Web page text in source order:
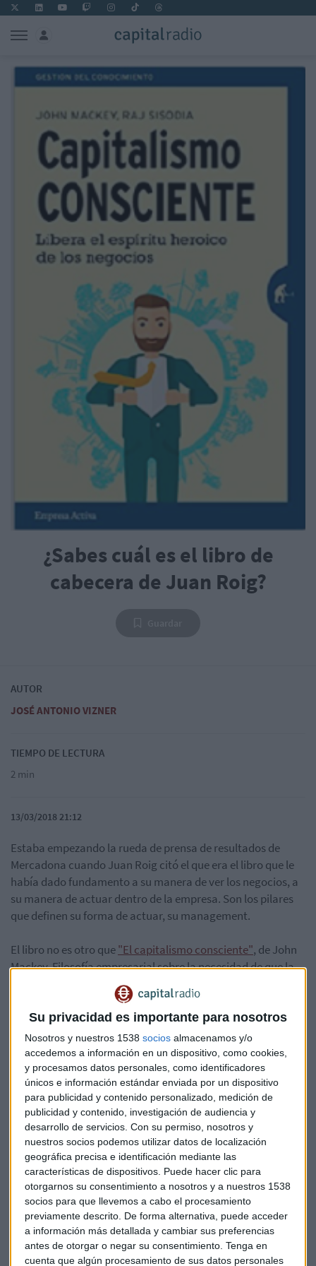
Su privacidad es importante para nosotros
Nosotros y nuestros 1538 socios almacenamos y/o
accedemos a información en un dispositivo, como cookies,
y procesamos datos personales, como identificadores
únicos e información estándar enviada por un dispositivo
para publicidad y contenido personalizado, medición de
publicidad y contenido, investigación de audiencia y
desarrollo de servicios. Con su permiso, nosotros y
nuestros socios podemos utilizar datos de localización
geográfica precisa e identificación mediante las
características de dispositivos. Puede hacer clic para
otorgarnos su consentimiento a nosotros y a nuestros 1538
socios para que llevemos a cabo el procesamiento
previamente descrito. De forma alternativa, puede acceder
a información más detallada y cambiar sus preferencias
antes de otorgar o negar su consentimiento. Tenga en
cuenta que algún procesamiento de sus datos personales
¿Sabes cuál es el libro de
cabecera de Juan Roig?
AUTOR
JOSÉ ANTONIO VIZNER
TIEMPO DE LECTURA
2 min
13/03/2018 21:12
Estaba empezando la rueda de prensa de resultados de
Mercadona cuando Juan Roig citó el que era el libro que le
había dado fundamento a su manera de ver los negocios, a
su manera de actuar dentro de la empresa. Son los pilares
que definen su forma de actuar, su management.
El libro no es otro que"El capitalismo consciente", de John
Mackey. Filosofía empresarial sobre la necesidad de que la
empresa y la sociedad estén alineadas. "No toda empresa
vive sólo para ganar dinero", dice el Presidente de
Mercadona. Esto es lo que decía sobre la influencia que
había recibido de este libro.